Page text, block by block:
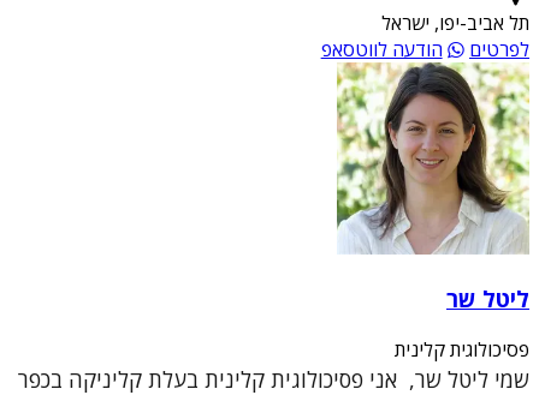
תל אביב-יפו, ישראל
לפרטים
הודעה לווטסאפ
ליטל שר
פסיכולוגית קלינית
שמי ליטל שר, אני פסיכולוגית קלינית בעלת קליניקה בכפר